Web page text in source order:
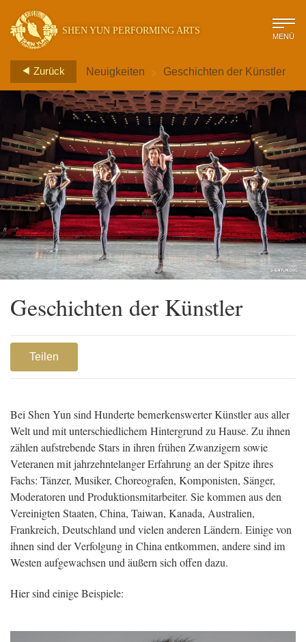
SHEN YUN PERFORMING ARTS MENÜ
Zurück Neuigkeiten > Geschichten der Künstler
Geschichten der Künstler
Teilen
Bei Shen Yun sind Hunderte bemerkenswerter Künstler aus aller
Welt und mit unterschiedlichem Hintergrund zu Hause. Zu ihnen
zählen aufstrebende Stars in ihren frühen Zwanzigern sowie
Veteranen mit jahrzehntelanger Erfahrung an der Spitze ihres
Fachs: Tänzer, Musiker, Choreografen, Komponisten, Sänger,
Moderatoren und Produktionsmitarbeiter. Sie kommen aus den
Vereinigten Staaten, China, Taiwan, Kanada, Australien,
Frankreich, Deutschland und vielen anderen Ländern. Einige von
ihnen sind der Verfolgung in China entkommen, andere sind im
Westen aufgewachsen und äußern sich offen dazu.
Hier sind einige Beispiele: